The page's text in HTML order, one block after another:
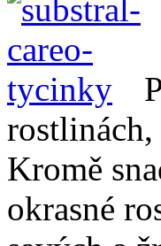
Kromě
okrasné